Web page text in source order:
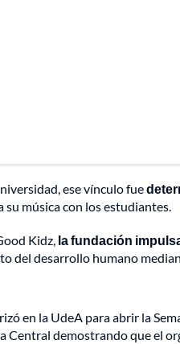
ese vínculo fue
su música con los estudiantes.
Kidz, la fundación
del desarrollo humano
en la UdeA para abrir la
Central demostrando que el